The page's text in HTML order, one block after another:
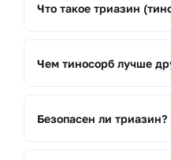
Что такое триазин
Чем тиносорб лучше
Безопасен ли триазин?